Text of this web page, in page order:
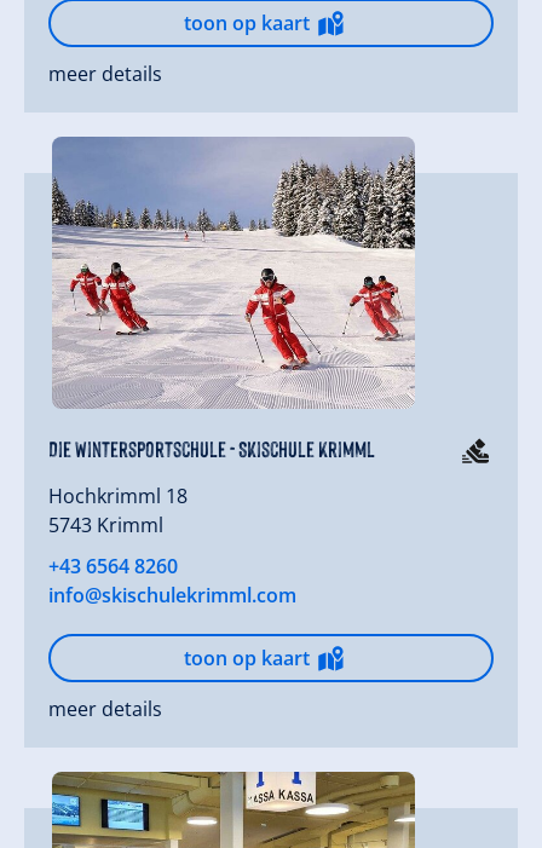
toon op kaart
meer details
Die Wintersportschule - Skischule Krimml
Hochkrimml 18
5743 Krimml
+43 6564 8260
info@skischulekrimml.com
toon op kaart
meer details